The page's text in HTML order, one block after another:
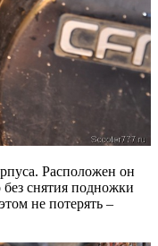
Расположен он
без снятия подножки
не потерять –